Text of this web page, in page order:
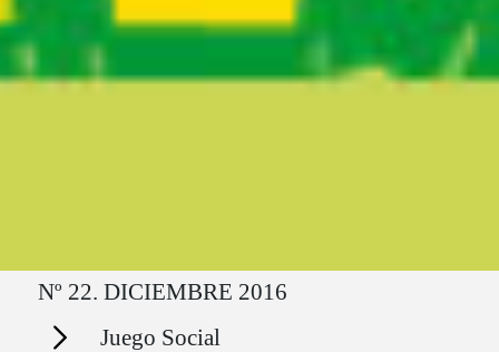
Ruta del sitio
Nº 22. DICIEMBRE 2016
Secciones Juego Social